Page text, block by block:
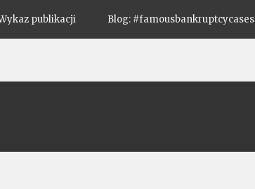
publikacji Blog: #famousbankruptcycases